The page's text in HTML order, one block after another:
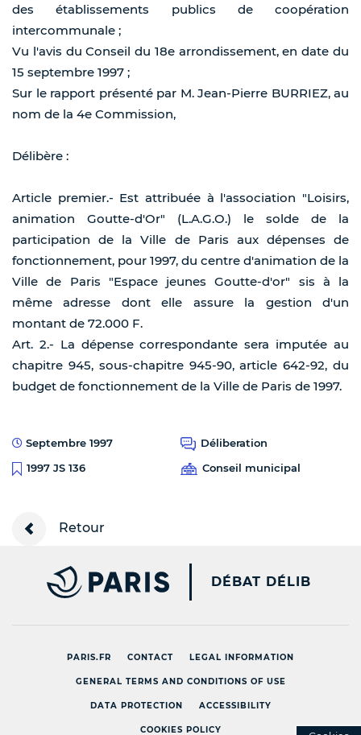
des établissements publics de coopération
intercommunale ;
Vu l'avis du Conseil du 18e arrondissement, en date du
15 septembre 1997 ;
Sur le rapport présenté par M. Jean-Pierre BURRIEZ, au
nom de la 4e Commission,
Délibère :
Article premier.- Est attribuée à l'association "Loisirs,
animation Goutte-d'Or" (L.A.G.O.) le solde de la
participation de la Ville de Paris aux dépenses de
fonctionnement, pour 1997, du centre d'animation de la
Ville de Paris "Espace jeunes Goutte-d'or" sis à la
même adresse dont elle assure la gestion d'un
montant de 72.000 F.
Art. 2.- La dépense correspondante sera imputée au
chapitre 945, sous-chapitre 945-90, article 642-92, du
budget de fonctionnement de la Ville de Paris de 1997.
Septembre 1997
Déliberation
1997 JS 136
Conseil municipal
Retour
PARIS.FR [NEW
DÉBAT DÉLIB
PARIS.FR CONTACT LEGAL INFORMATION
GENERAL TERMS AND CONDITIONS OF USE
DATA PROTECTION ACCESSIBILITY
COOKIES POLICY